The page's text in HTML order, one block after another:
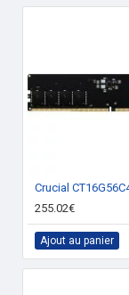
255.02€
Ajout au panier